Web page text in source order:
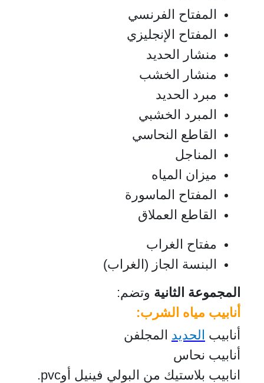
المفتاح الفرنسي
المفتاح الإنجليزي
منشار الحديد
منشار الخشب
مبرد الحديد
المبرد الخشبي
القاطع النحاسي
المناجل
ميزان المياه
المفتاح الماسورة
القاطع العملاق
مفتاح الغراب
البنسة الجاز (الغراب)
المجموعة الثانية وتضم:
أنابيب مياه الشرب:
أنابيب الحديد المجلفن
أنابيب نحاس
انابيب بلاستيك من البولي فينيل أوpvc.